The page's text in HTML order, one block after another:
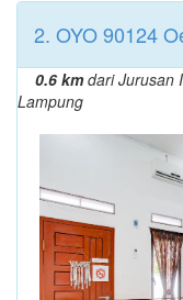
2. OYO 90124
0.6 kmdari Jurusan
Lampung